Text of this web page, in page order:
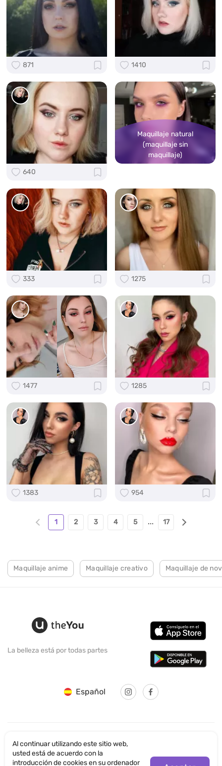
871 1410
640
Maquillaje natural
(maquillaje sin
maquillaje)
333 1275
1477 1285
1383 954
1 2 3 4 5 ... 17
Maquillaje anime Maquillaje creativo Maquillaje de
La belleza está por todas partes
Español
© SANTICUM INTERNATIONAL LTD
Al continuar utilizando este sitio web,
usted está de acuerdo con la
introducción de cookies en su ordenador